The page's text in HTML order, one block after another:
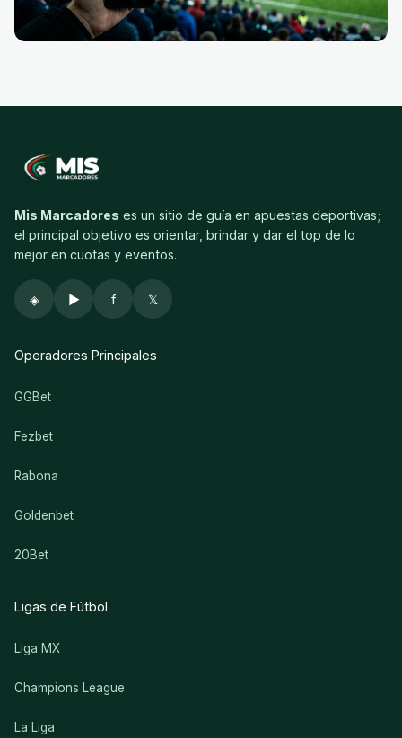
Mis Marcadores es un sitio de guía en apuestas deportivas;
el principal objetivo es orientar, brindar y dar el top de lo
mejor en cuotas y eventos.
◈ ▶ f 𝕏
Operadores Principales
GGBet
Fezbet
Rabona
Goldenbet
20Bet
Ligas de Fútbol
Liga MX
Champions League
La Liga